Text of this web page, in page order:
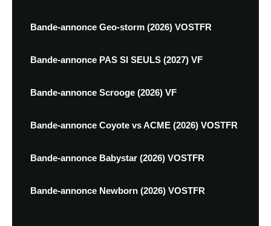
Bande-annonce Geo-storm (2026) VOSTFR
Bande-annonce PAS SI SEULS (2027) VF
Bande-annonce Scrooge (2026) VF
Bande-annonce Coyote vs ACME (2026) VOSTFR
Bande-annonce Babystar (2026) VOSTFR
Bande-annonce Newborn (2026) VOSTFR